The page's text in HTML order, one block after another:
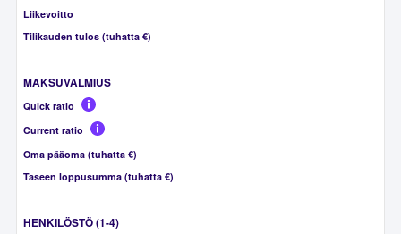
Liikevoitto
Tilikauden tulos (tuhatta €)
MAKSUVALMIUS
Quick ratio
Current ratio
Oma pääoma (tuhatta €)
Taseen loppusumma (tuhatta €)
HENKILÖSTÖ (1-4)